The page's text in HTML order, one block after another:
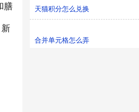
膳 天猫积分怎么兑换
合并单元格怎么弄